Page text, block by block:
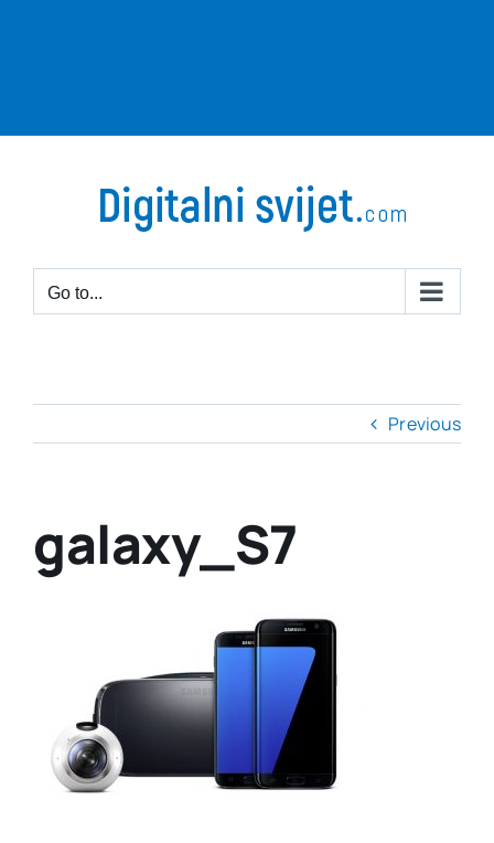
Go to...
Previous
galaxy_S7